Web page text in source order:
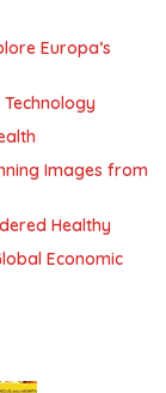
Europa’s
Images from
Healthy
Economic